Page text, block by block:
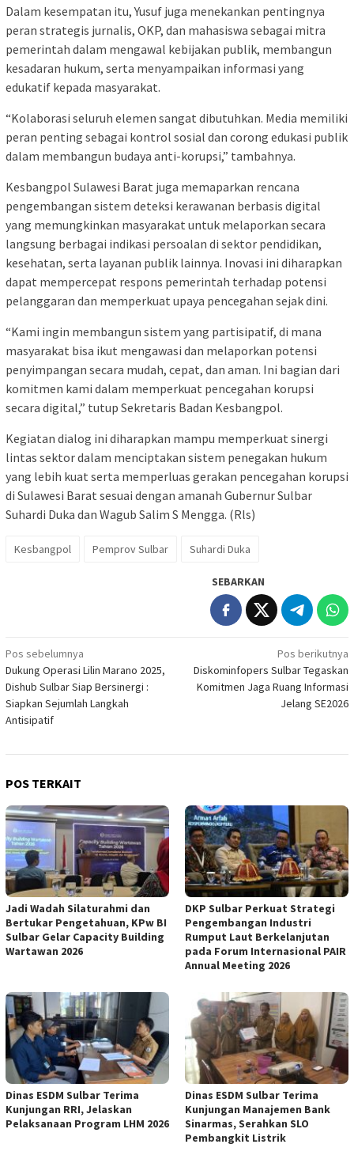
Dalam kesempatan itu, Yusuf juga menekankan pentingnya
peran strategis jurnalis, OKP, dan mahasiswa sebagai mitra
pemerintah dalam mengawal kebijakan publik, membangun
kesadaran hukum, serta menyampaikan informasi yang
edukatif kepada masyarakat.
“Kolaborasi seluruh elemen sangat dibutuhkan. Media memiliki
peran penting sebagai kontrol sosial dan corong edukasi publik
dalam membangun budaya anti-korupsi,” tambahnya.
Kesbangpol Sulawesi Barat juga memaparkan rencana
pengembangan sistem deteksi kerawanan berbasis digital
yang memungkinkan masyarakat untuk melaporkan secara
langsung berbagai indikasi persoalan di sektor pendidikan,
kesehatan, serta layanan publik lainnya. Inovasi ini diharapkan
dapat mempercepat respons pemerintah terhadap potensi
pelanggaran dan memperkuat upaya pencegahan sejak dini.
“Kami ingin membangun sistem yang partisipatif, di mana
masyarakat bisa ikut mengawasi dan melaporkan potensi
penyimpangan secara mudah, cepat, dan aman. Ini bagian dari
komitmen kami dalam memperkuat pencegahan korupsi
secara digital,” tutup Sekretaris Badan Kesbangpol.
Kegiatan dialog ini diharapkan mampu memperkuat sinergi
lintas sektor dalam menciptakan sistem penegakan hukum
yang lebih kuat serta memperluas gerakan pencegahan korupsi
di Sulawesi Barat sesuai dengan amanah Gubernur Sulbar
Suhardi Duka dan Wagub Salim S Mengga. (Rls)
Kesbangpol Pemprov Sulbar Suhardi Duka
SEBARKAN
Navigasi
pos
Pos sebelumnya
Dukung Operasi Lilin Marano 2025,
Dishub Sulbar Siap Bersinergi :
Siapkan Sejumlah Langkah
Antisipatif
Pos berikutnya
Diskominfopers Sulbar Tegaskan
Komitmen Jaga Ruang Informasi
Jelang SE2026
POS TERKAIT
Jadi Wadah Silaturahmi dan
Bertukar Pengetahuan, KPw BI
Sulbar Gelar Capacity Building
Wartawan 2026
DKP Sulbar Perkuat Strategi
Pengembangan Industri
Rumput Laut Berkelanjutan
pada Forum Internasional PAIR
Annual Meeting 2026
Dinas ESDM Sulbar Terima
Kunjungan RRI, Jelaskan
Pelaksanaan Program LHM 2026
Dinas ESDM Sulbar Terima
Kunjungan Manajemen Bank
Sinarmas, Serahkan SLO
Pembangkit Listrik